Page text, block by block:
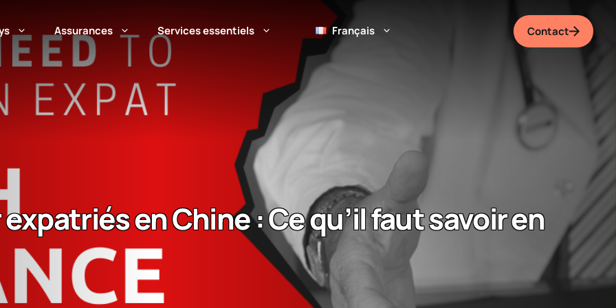
en Chine : Ce qu’il faut savoir en
Assurances Services essentiels Français Contact